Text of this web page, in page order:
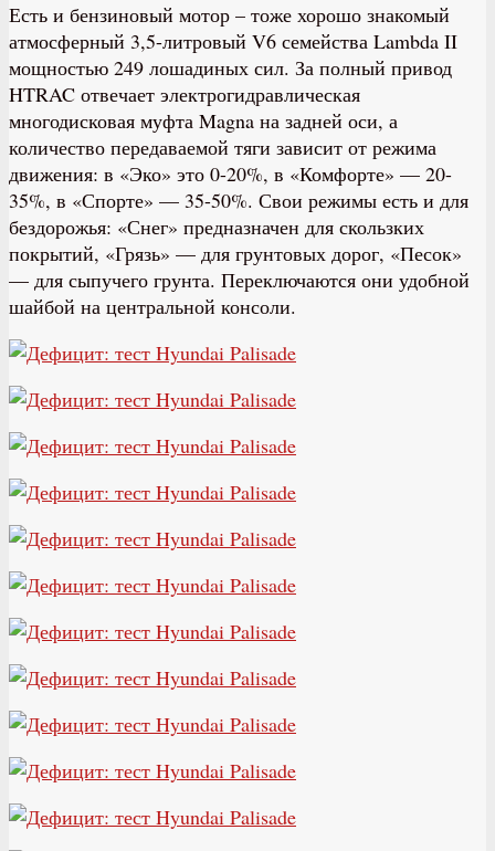
Есть и бензиновый мотор – тоже хорошо знакомый
атмосферный 3,5-литровый V6 семейства Lambda II
мощностью 249 лошадиных сил. За полный привод
HTRAC отвечает электрогидравлическая
многодисковая муфта Magna на задней оси, а
количество передаваемой тяги зависит от режима
движения: в «Эко» это 0-20%, в «Комфорте» — 20-
35%, в «Спорте» — 35-50%. Свои режимы есть и для
бездорожья: «Снег» предназначен для скользких
покрытий, «Грязь» — для грунтовых дорог, «Песок»
— для сыпучего грунта. Переключаются они удобной
шайбой на центральной консоли.